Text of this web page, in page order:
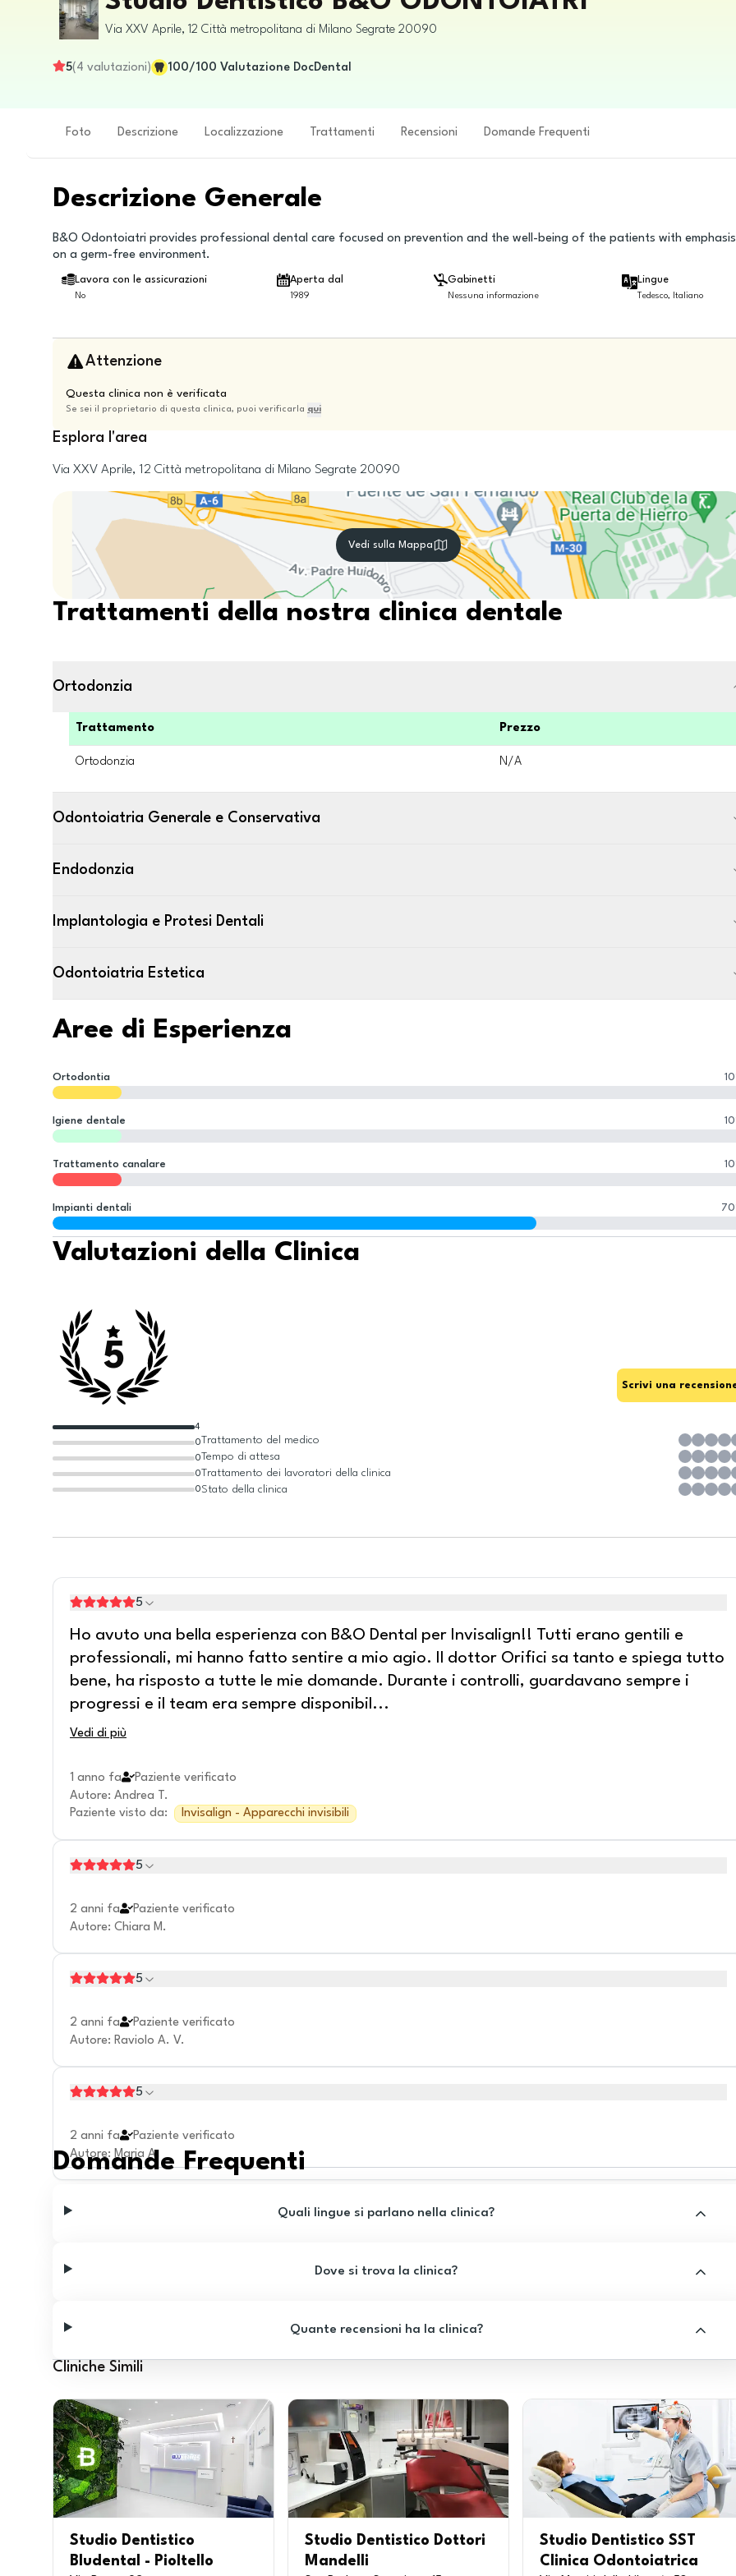
Via XXV Aprile, 12 Città metropolitana di Milano Segrate 20090
5( 4 valutazioni) 100/100 Valutazione DocDental
Foto Descrizione Localizzazione Trattamenti Recensioni Domande Frequenti
Descrizione Generale
B&O Odontoiatri provides professional dental care focused on prevention and the well-being of the patients with emphasis
on a germ-free environment.
Lavora con le assicurazioni
No
Aperta dal
1989
Gabinetti
Nessuna informazione
Lingue
Tedesco, Italiano
Attenzione
Questa clinica non è verificata
Se sei il proprietario di questa clinica, puoi verificarla qui
Esplora l'area
Via XXV Aprile, 12 Città metropolitana di Milano Segrate 20090
Vedi sulla Mappa
Trattamenti della nostra clinica dentale
Ortodonzia
Trattamento Prezzo
Ortodonzia N/A
Odontoiatria Generale e Conservativa
Endodonzia
Implantologia e Protesi Dentali
Odontoiatria Estetica
Aree di Esperienza
Ortodontia 10
Igiene dentale 10
Trattamento canalare 10
Impianti dentali 70
Valutazioni della Clinica
5
0
0
0
0
4
Scrivi una
Trattamento del medico
Tempo di attesa
Trattamento dei lavoratori della clinica
Stato della clinica
5
Ho avuto una bella esperienza con B&O Dental per Invisalign!! Tutti erano gentili e
professionali, mi hanno fatto sentire a mio agio. Il dottor Orifici sa tanto e spiega tutto
bene, ha risposto a tutte le mie domande. Durante i controlli, guardavano sempre i
progressi e il team era sempre disponibil...
Vedi di più
1 anno fa
Paziente verificato
Autore: Andrea T.
Paziente visto da: Invisalign - Apparecchi invisibili
5
2 anni fa
Paziente verificato
Autore: Chiara M.
5
2 anni fa
Paziente verificato
Autore: Raviolo A. V.
5
2 anni fa
Paziente verificato
Autore: Maria A.
Domande Frequenti
Quali lingue si parlano nella clinica?
Dove si trova la clinica?
Quante recensioni ha la clinica?
Cliniche Simili
Studio Dentistico
Bludental - Pioltello
Studio Dentistico Dottori
Mandelli
Studio Dentistico SST
Clinica Odontoiatrica